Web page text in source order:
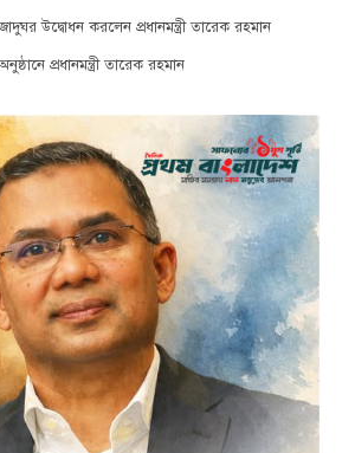
উদ্বোধন করলেন প্রধানমন্ত্রী তারেক রহমান
প্রধানমন্ত্রী তারেক রহমান